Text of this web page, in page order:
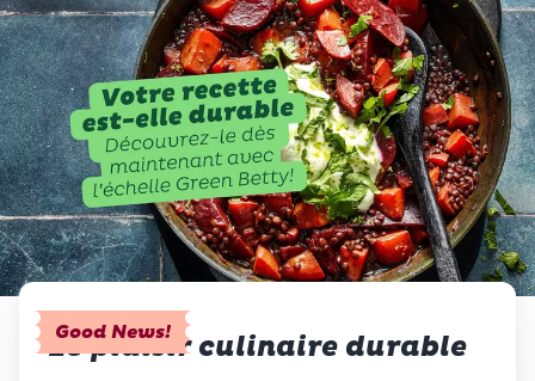
Good News!
Le plaisir culinaire durable